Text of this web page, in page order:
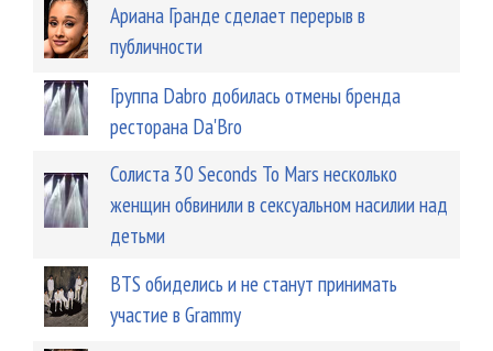
Ариана Гранде сделает перерыв в
публичности
Группа Dabro добилась отмены бренда
ресторана Da'Bro
Солиста 30 Seconds To Mars несколько
женщин обвинили в сексуальном насилии над
детьми
BTS обиделись и не станут принимать
участие в Grammy